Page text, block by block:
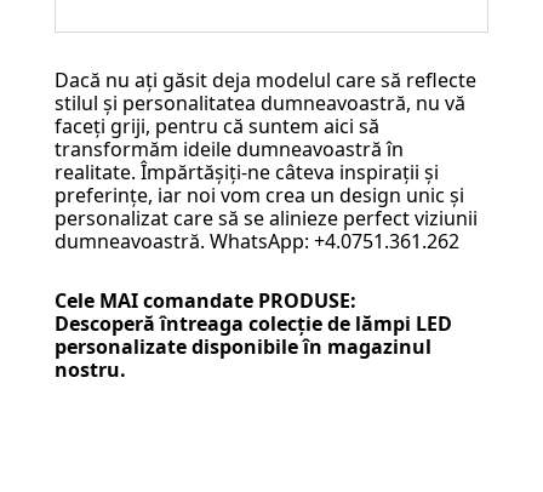
Dacă nu ați găsit deja modelul care să reflecte
stilul și personalitatea dumneavoastră, nu vă
faceți griji, pentru că suntem aici să
transformăm ideile dumneavoastră în
realitate. Împărtășiți-ne câteva inspirații și
preferințe, iar noi vom crea un design unic și
personalizat care să se alinieze perfect viziunii
dumneavoastră. WhatsApp: +4.0751.361.262
Cele MAI comandate PRODUSE:
Descoperă întreaga colecție de lămpi LED
personalizatedisponibile în magazinul
nostru.